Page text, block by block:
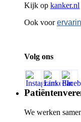
Kijk op kanker.nl
Ook voor
Volg ons
We werken